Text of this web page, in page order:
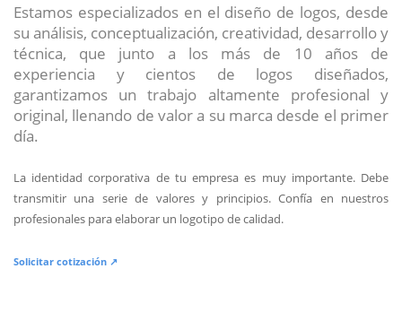
Estamos especializados en el diseño de logos, desde
su análisis, conceptualización, creatividad, desarrollo y
técnica, que junto a los más de 10 años de
experiencia y cientos de logos diseñados,
garantizamos un trabajo altamente profesional y
original, llenando de valor a su marca desde el primer
día.
La identidad corporativa de tu empresa es muy importante. Debe
transmitir una serie de valores y principios. Confía en nuestros
profesionales para elaborar un logotipo de calidad.
Solicitar cotización ↗